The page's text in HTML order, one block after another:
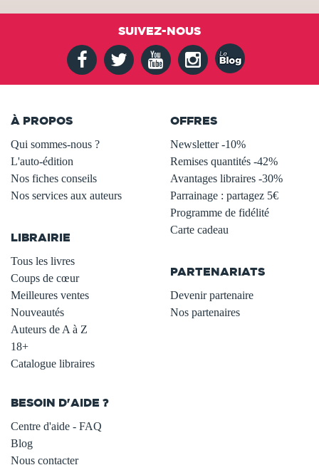
SUIVEZ-NOUS
À PROPOS
Qui sommes-nous ?
L'auto-édition
Nos fiches conseils
Nos services aux auteurs
LIBRAIRIE
Tous les livres
Coups de cœur
Meilleures ventes
Nouveautés
Auteurs de A à Z
18+
Catalogue libraires
OFFRES
Newsletter -10%
Remises quantités -42%
Avantages libraires -30%
Parrainage : partagez 5€
Programme de fidélité
Carte cadeau
PARTENARIATS
Devenir partenaire
Nos partenaires
BESOIN D'AIDE ?
Centre d'aide - FAQ
Blog
Nous contacter